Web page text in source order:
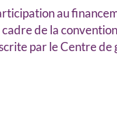
au
de la
par le Centre